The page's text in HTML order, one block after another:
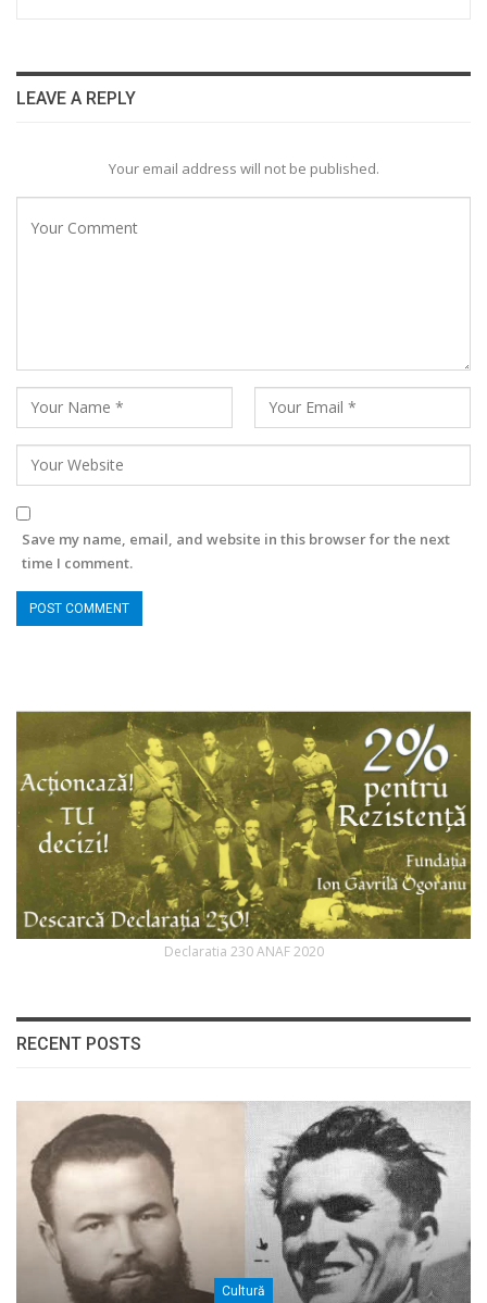
LEAVE A REPLY
Your email address will not be published.
Save my name, email, and website in this browser for the next
time I comment.
Declaratia 230 ANAF 2020
RECENT POSTS
Cultură